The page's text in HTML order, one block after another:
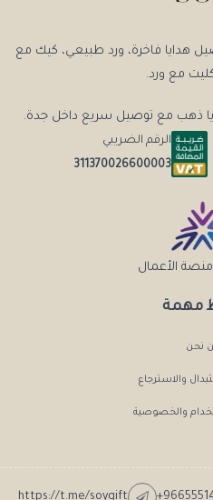
مهمة
نحن
والاسترجاع
والخصوصية
هدايا فاخرة، ورد طبيعي، كيك مع
مع ورد.
ذهب مع توصيل سريع داخل جدة.
الرقم الضريبي
311370026600003
الأعمال
https://t.me/soygift